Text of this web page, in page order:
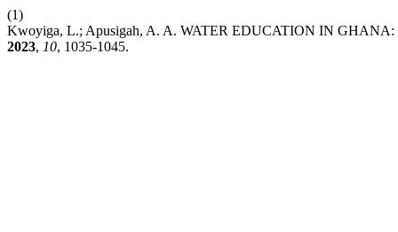
(1)
Kwoyiga, L.; Apusigah, A. A. WATER EDUCATION IN
2023, 10, 1035-1045.